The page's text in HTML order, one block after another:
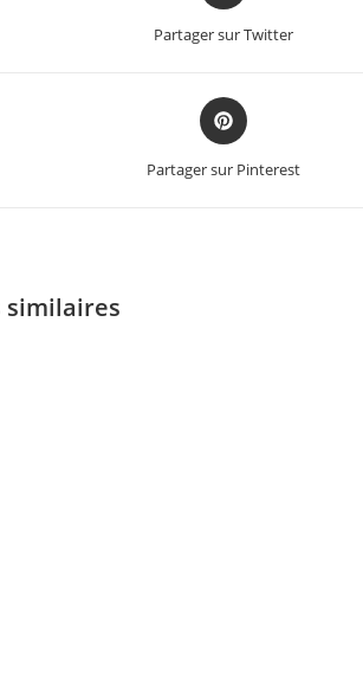
Partager sur Twitter
Partager sur Pinterest
similaires